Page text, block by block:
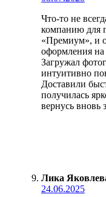
Что-то не
компанию для
«Премиум», и
оформления на
Загружал
интуитивно
Доставили
получилась
вернусь вновь
Лика
24.06.2025